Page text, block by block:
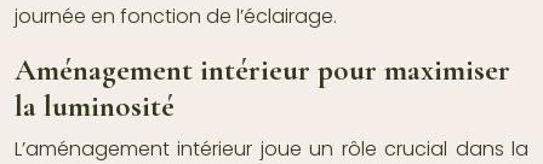
journée en fonction de l’éclairage.
Aménagement intérieur pour maximiser
la luminosité
L’aménagement intérieur joue un rôle crucial dans la